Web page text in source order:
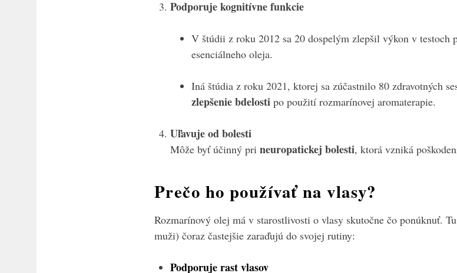
Podporuje kognitívne funkcie
V štúdii z roku 2012 sa 20 dospelým zlepšil výkon v testoch
esenciálneho oleja.
Iná štúdia z roku 2021, ktorej sa zúčastnilo 80 zdravotných
zlepšenie bdelosti po použití rozmarínovej aromaterapie.
Uľavuje od bolesti
Môže byť účinný pri neuropatickej bolesti, ktorá vzniká
Prečo ho používať na vlasy?
Rozmarínový olej má v starostlivosti o vlasy skutočne čo ponúknuť.
muži) čoraz častejšie zaraďujú do svojej rutiny:
Podporuje rast vlasov